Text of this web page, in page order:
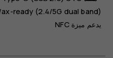
ready (2.4/5G dual band)
يدعم ميزة NFC